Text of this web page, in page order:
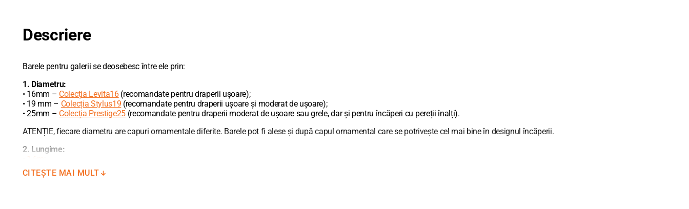
Descriere
Barele pentru galerii se deosebesc între ele prin:
1. Diametru:
• 16mm – Colecția Levita16(recomandate pentru draperii ușoare);
• 19 mm – Colecția Stylus19 (recomandate pentru draperii ușoare și moderat de ușoare);
• 25mm – Colecția Prestige25 (recomandate pentru draperii moderat de ușoare sau grele, dar și pentru încăperi cu pereții înalți).
ATENȚIE, fiecare diametru are capuri ornamentale diferite. Barele pot fi alese și după capul ornamental care se potrivește cel mai bine în designul încăperii.
2. Lungime:
•2,0m;
•2,4m;
CITEȘTE MAI MULT